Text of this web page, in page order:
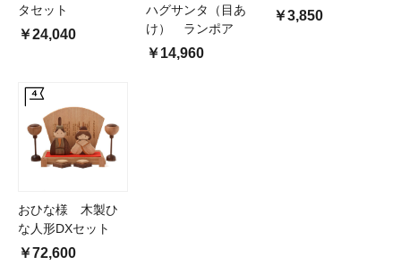
タセット
￥24,040
ハグサンタ（目あ
け） ランポア
￥14,960
￥3,850
おひな様 木製ひ
な人形DXセット
￥72,600